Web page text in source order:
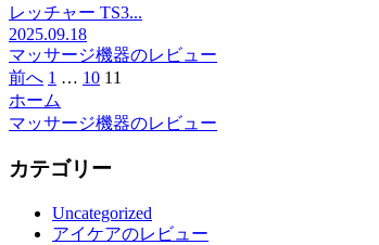
レッチャー TS3...
2025.09.18
マッサージ機器のレビュー
前へ 1 … 10 11
ホーム
マッサージ機器のレビュー
カテゴリー
Uncategorized
アイケアのレビュー